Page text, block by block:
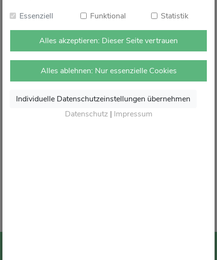
nicht mehr zur Verfügung.
Natürlich sind wir weiterhin persönlich für Sie da. Direkt
vor Ort in Ihrer Apotheke.
attraktive Angebote und den besten Service rund um Ihre
Danke für Ihr Vertrauen.
Essenziell Funktional Statistik
Alles akzeptieren: Dieser Seite vertrauen
Alles ablehnen: Nur essenzielle Cookies
Individuelle Datenschutzeinstellungen übernehmen
Datenschutz| Impressum